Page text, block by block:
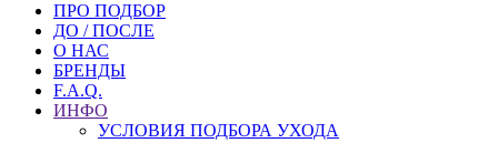
ПРО ПОДБОР
ДО / ПОСЛЕ
О НАС
БРЕНДЫ
F.A.Q.
ИНФО
УСЛОВИЯ ПОДБОРА УХОДА